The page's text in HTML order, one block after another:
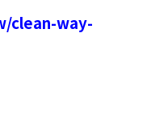
clean-way-